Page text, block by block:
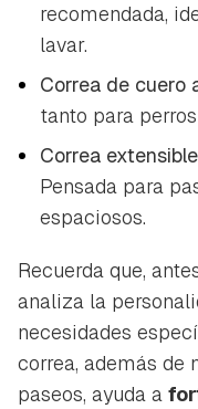
recomendada,
lavar.
Correa de cuero
tanto para
Correa
Pensada para
espaciosos.
Recuerda que,
analiza la
necesidades
correa, además de
paseos, ayuda a